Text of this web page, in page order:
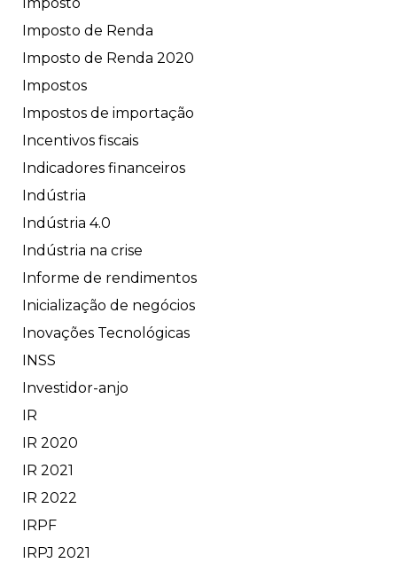
Imposto
Imposto de Renda
Imposto de Renda 2020
Impostos
Impostos de importação
Incentivos fiscais
Indicadores financeiros
Indústria
Indústria 4.0
Indústria na crise
Informe de rendimentos
Inicialização de negócios
Inovações Tecnológicas
INSS
Investidor-anjo
IR
IR 2020
IR 2021
IR 2022
IRPF
IRPJ 2021